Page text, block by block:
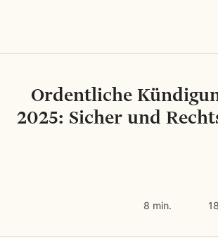
Ordentliche
2025: Sicher und
8 min.